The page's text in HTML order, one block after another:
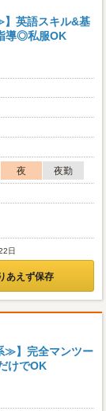
英語スキル&基
導◎私服OK
夜
夜勤
日
あえず保存
≫】完全マンツー
けでOK